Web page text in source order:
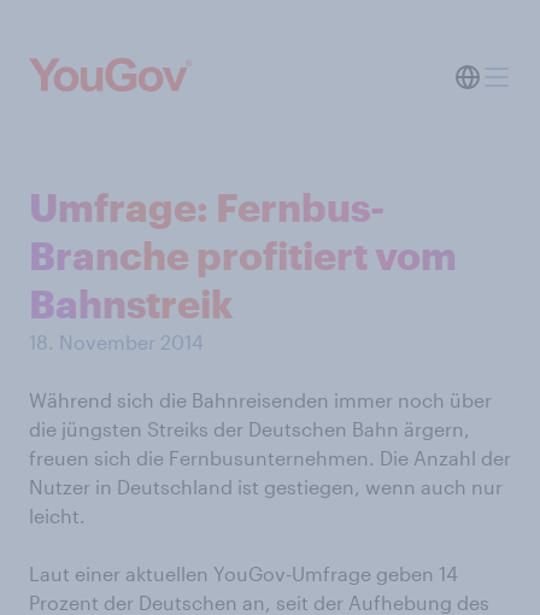
Umfrage: Fernbus-
Branche profitiert vom
Bahnstreik
18. November 2014
Während sich die Bahnreisenden immer noch über
die jüngsten Streiks der Deutschen Bahn ärgern,
freuen sich die Fernbusunternehmen. Die Anzahl der
Nutzer in Deutschland ist gestiegen, wenn auch nur
leicht.
Laut einer aktuellen YouGov-Umfrage geben 14
Prozent der Deutschen an, seit der Aufhebung des